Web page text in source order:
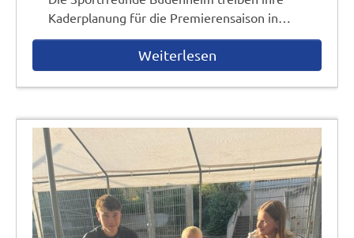
Kaderplanung für die Premierensaison in…
Weiterlesen